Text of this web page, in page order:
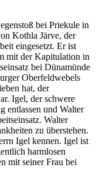
bei Priekule in
Kothla Järve, der
eingesetzt. Er ist
mit der Kapitulation in
bei Dünamünde
Oberfeldwebels
hat, der
Igel, der schwere
entlassen und Walter
Walter
zu überstehen.
Igel kennen. Igel ist
harmlosen
mit seiner Frau bei